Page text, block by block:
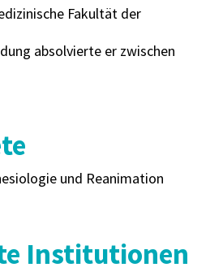
Fakultät der
absolvierte er zwischen
und Reanimation
Institutionen